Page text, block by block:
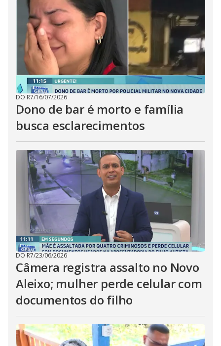
DO R7/16/07/2026
Dono de bar é morto e família
busca esclarecimentos
DO R7/23/06/2026
Câmera registra assalto no Novo
Aleixo; mulher perde celular com
documentos do filho